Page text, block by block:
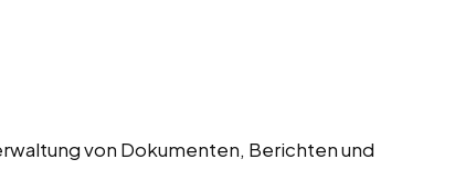
von Dokumenten, Berichten und